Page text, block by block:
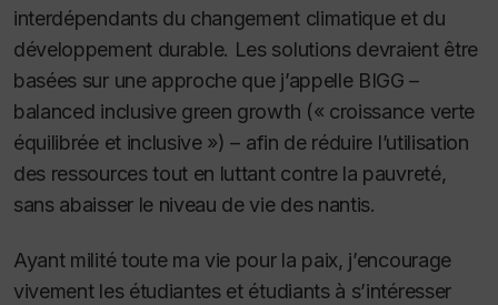
interdépendants du changement climatique et du
développement durable. Les solutions devraient être
basées sur une approche que j’appelle BIGG –
balanced inclusive green growth (« croissance verte
équilibrée et inclusive ») – afin de réduire l’utilisation
des ressources tout en luttant contre la pauvreté,
sans abaisser le niveau de vie des nantis.
Ayant milité toute ma vie pour la paix, j’encourage
vivement les étudiantes et étudiants à s’intéresser